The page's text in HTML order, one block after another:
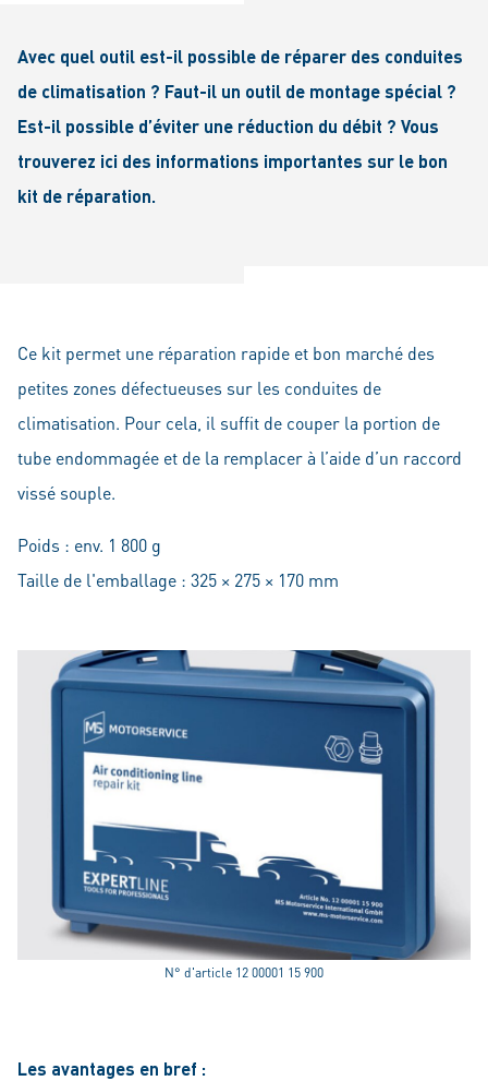
Avec quel outil est-il possible de réparer des conduites
de climatisation ? Faut-il un outil de montage spécial ?
Est-il possible d’éviter une réduction du débit ? Vous
trouverez ici des informations importantes sur le bon
kit de réparation.
Ce kit permet une réparation rapide et bon marché des
petites zones défectueuses sur les conduites de
climatisation. Pour cela, il suffit de couper la portion de
tube endommagée et de la remplacer à l’aide d’un raccord
vissé souple.
Poids : env. 1 800 g
Taille de l'emballage : 325 × 275 × 170 mm
N° d'article 12 00001 15 900
Les avantages en bref :